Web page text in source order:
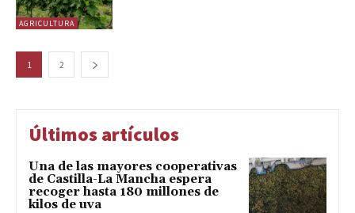
AGRICULTURA
1 2
Últimos artículos
Una de las mayores cooperativas
de Castilla-La Mancha espera
recoger hasta 180 millones de
kilos de uva